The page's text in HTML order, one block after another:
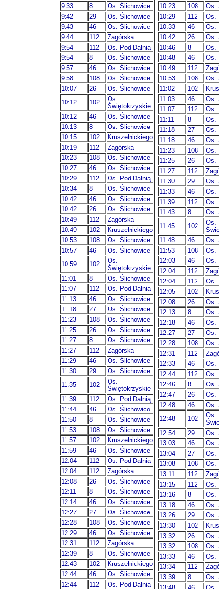
9:33
8
Os. Ślichowice
9:42
29
Os. Ślichowice
9:43
46
Os. Ślichowice
9:44
112
Zagórska
9:54
112
Os. Pod Dalnią
9:54
8
Os. Ślichowice
9:57
46
Os. Ślichowice
9:58
108
Os. Ślichowice
10:07
26
Os. Ślichowice
10:12
102
Os.
Świętokrzyskie
10:12
46
Os. Ślichowice
10:13
8
Os. Ślichowice
10:15
102
Kruszelnickiego
10:19
112
Zagórska
10:23
108
Os. Ślichowice
10:27
46
Os. Ślichowice
10:29
112
Os. Pod Dalnią
10:34
8
Os. Ślichowice
10:42
46
Os. Ślichowice
10:42
26
Os. Ślichowice
10:49
112
Zagórska
10:49
102
Kruszelnickiego
10:53
108
Os. Ślichowice
10:57
46
Os. Ślichowice
10:59
102
Os.
Świętokrzyskie
11:01
8
Os. Ślichowice
11:07
112
Os. Pod Dalnią
11:13
46
Os. Ślichowice
11:18
27
Os. Ślichowice
11:23
108
Os. Ślichowice
11:25
26
Os. Ślichowice
11:27
8
Os. Ślichowice
11:27
112
Zagórska
11:29
46
Os. Ślichowice
11:30
29
Os. Ślichowice
11:35
102
Os.
Świętokrzyskie
11:39
112
Os. Pod Dalnią
11:44
46
Os. Ślichowice
11:50
8
Os. Ślichowice
11:53
108
Os. Ślichowice
11:57
102
Kruszelnickiego
11:59
46
Os. Ślichowice
12:04
112
Os. Pod Dalnią
12:04
112
Zagórska
12:08
26
Os. Ślichowice
12:11
8
Os. Ślichowice
12:14
46
Os. Ślichowice
12:27
27
Os. Ślichowice
12:28
108
Os. Ślichowice
12:29
46
Os. Ślichowice
12:31
112
Zagórska
12:39
8
Os. Ślichowice
12:43
102
Kruszelnickiego
12:44
46
Os. Ślichowice
12:44
112 Os. Pod Dalnią
10:23
108
Os.
10:29
112
Os.
10:33
46
Os.
10:42
26
Os.
10:46
8
Os.
10:48
46
Os.
10:49
112
10:53
108
Os.
11:02
102
11:03
46
Os.
11:07
112
Os.
11:11
8
Os.
11:18
27
Os.
11:18
46
Os.
11:23
108
Os.
11:25
26
Os.
11:27
112
11:30
29
Os.
11:33
46
Os.
11:39
112
Os.
11:43
8
Os.
11:45
102
Os.
11:48
46
Os.
11:53
108
Os.
12:03
46
Os.
12:04
112
12:04
112
Os.
12:05
102
12:08
26
Os.
12:13
8
Os.
12:18
46
Os.
12:27
27
Os.
12:28
108
Os.
12:31
112
12:33
46
Os.
12:44
112
Os.
12:46
8
Os.
12:47
26
Os.
12:48
46
Os.
12:48
102
Os.
12:54
29
Os.
13:03
46
Os.
13:04
27
Os.
13:08
108
Os.
13:11
112
13:15
112
Os.
13:16
8
Os.
13:18
46
Os.
13:26
29
Os.
13:30
102
13:32
26
Os.
13:32
108
Os.
13:33
46
Os.
13:34
112
13:39
8
Os.
13:48
46 Os.